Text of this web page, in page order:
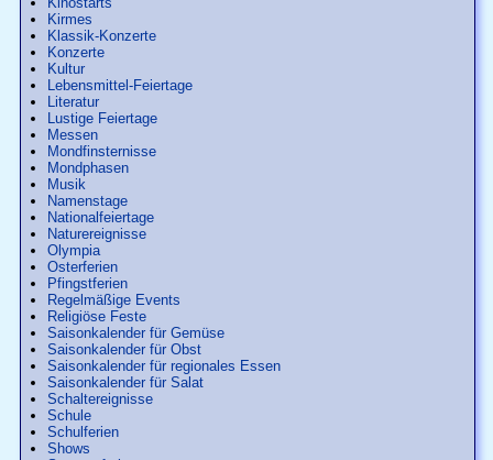
Kirmes
Klassik-Konzerte
Konzerte
Kultur
Lebensmittel-Feiertage
Literatur
Lustige Feiertage
Messen
Mondfinsternisse
Mondphasen
Musik
Namenstage
Nationalfeiertage
Naturereignisse
Olympia
Osterferien
Pfingstferien
Regelmäßige Events
Religiöse Feste
Saisonkalender für Gemüse
Saisonkalender für Obst
Saisonkalender für regionales Essen
Saisonkalender für Salat
Schaltereignisse
Schule
Schulferien
Shows